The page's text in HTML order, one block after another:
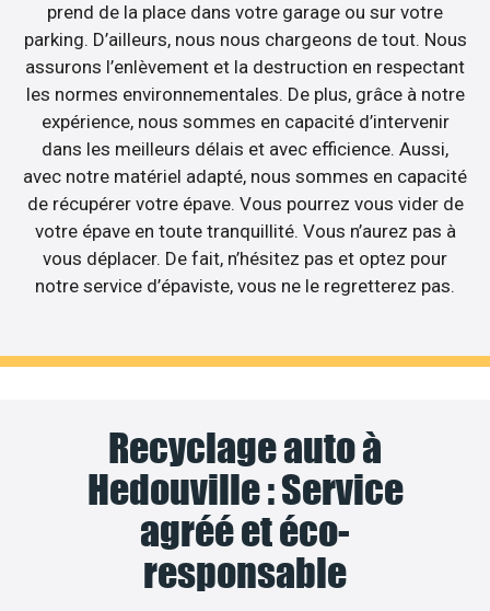
prend de la place dans votre garage ou sur votre
parking. D’ailleurs, nous nous chargeons de tout. Nous
assurons l’enlèvement et la destruction en respectant
les normes environnementales. De plus, grâce à notre
expérience, nous sommes en capacité d’intervenir
dans les meilleurs délais et avec efficience. Aussi,
avec notre matériel adapté, nous sommes en capacité
de récupérer votre épave. Vous pourrez vous vider de
votre épave en toute tranquillité. Vous n’aurez pas à
vous déplacer. De fait, n’hésitez pas et optez pour
notre service d’épaviste, vous ne le regretterez pas.
Recyclage auto à
Hedouville : Service
agréé et éco-
responsable